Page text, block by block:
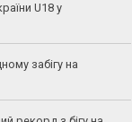
U18 у
забігу на